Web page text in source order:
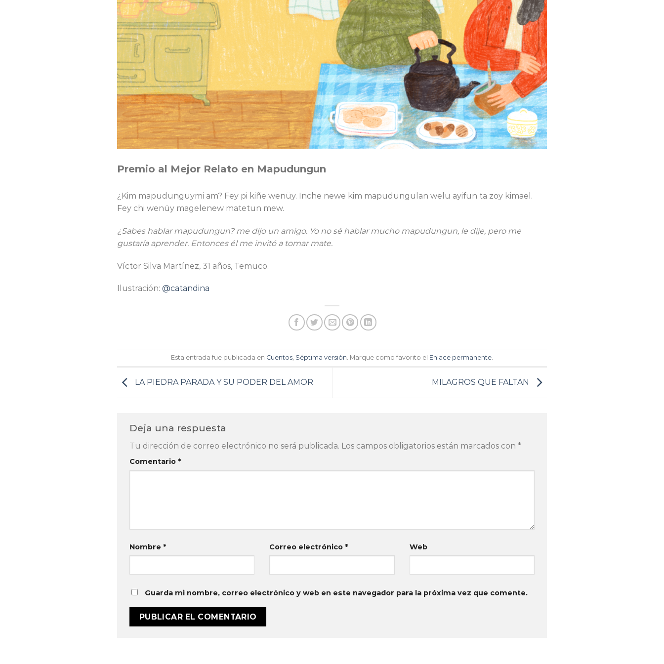
Premio al Mejor Relato en Mapudungun
¿Kim mapudunguymi am? Fey pi kiñe wenüy. Inche newe kim mapudungulan welu ayifun ta zoy kimael.
Fey chi wenüy magelenew matetun mew.
¿Sabes hablar mapudungun? me dijo un amigo. Yo no sé hablar mucho mapudungun, le dije, pero me
gustaría aprender. Entonces él me invitó a tomar mate.
Víctor Silva Martínez, 31 años, Temuco.
Ilustración: @catandina
Esta entrada fue publicada en Cuentos Séptima versión . Marque como favorito el Enlace permanente
LA PIEDRA PARADA Y SU PODER DEL AMOR MILAGROS QUE FALTAN
Deja una respuesta
Tu dirección de correo electrónico no será publicada. Los campos obligatorios están marcados con *
Comentario *
Nombre * Correo electrónico* Web
Guarda mi nombre, correo electrónico y web en este navegador para la próxima vez que comente.